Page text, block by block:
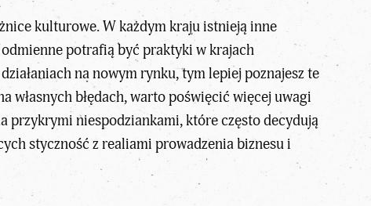
kulturowe. W każdym kraju istnieją inne
potrafią być praktyki w krajach
na nowym rynku, tym lepiej poznajesz te
własnych błędach, warto poświęcić więcej uwagi
przykrymi niespodziankami, które często decydują
styczność z realiami prowadzenia biznesu i